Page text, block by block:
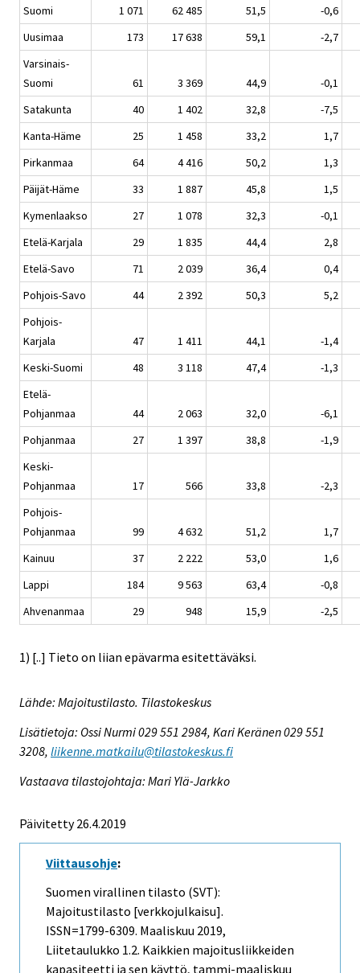
Suomi
1 071 62 485 51,5
-0,6
Uusimaa
173 17 638 59,1
-2,7
Varsinais-
Suomi
61 3 369 44,9
-0,1
Satakunta
40 1 402 32,8
-7,5
Kanta-Häme
25 1 458 33,2
1,7
Pirkanmaa
64 4 416 50,2
1,3
Päijät-Häme
33 1 887 45,8
1,5
Kymenlaakso
27 1 078 32,3
-0,1
Etelä-Karjala
29 1 835 44,4
2,8
Etelä-Savo
71 2 039 36,4
0,4
Pohjois-Savo
44 2 392 50,3
5,2
Pohjois-
Karjala
47 1 411 44,1
-1,4
Keski-Suomi
48 3 118 47,4
-1,3
Etelä-
Pohjanmaa
44 2 063 32,0
-6,1
Pohjanmaa
27 1 397 38,8
-1,9
Keski-
Pohjanmaa
17 566 33,8
-2,3
Pohjois-
Pohjanmaa
99 4 632 51,2
1,7
Kainuu
37 2 222 53,0
1,6
Lappi
184 9 563 63,4
-0,8
Ahvenanmaa
29 948 15,9 -2,5
1) [..] Tieto on liian epävarma esitettäväksi.
Lähde: Majoitustilasto. Tilastokeskus
Lisätietoja: Ossi Nurmi 029 551 2984, Kari Keränen 029 551
3208, liikenne.matkailu@tilastokeskus.fi
Vastaava tilastojohtaja: Mari Ylä-Jarkko
Päivitetty 26.4.2019
Viittausohje:
Suomen virallinen tilasto (SVT):
Majoitustilasto [verkkojulkaisu].
ISSN=1799-6309. Maaliskuu 2019,
Liitetaulukko 1.2. Kaikkien majoitusliikkeiden
kapasiteetti ja sen käyttö, tammi-maaliskuu